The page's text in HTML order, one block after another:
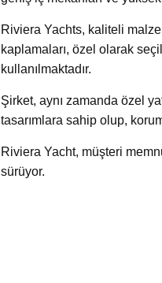
Riviera Yachts, kaliteli
kaplamaları, özel olarak
kullanılmaktadır.
Şirket, aynı zamanda özel
tasarımlara sahip olup,
Riviera Yacht, müşteri
sürüyor.